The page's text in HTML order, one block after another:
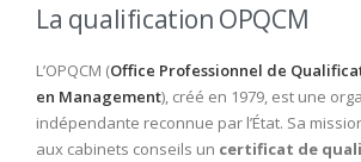
La qualification OPQCM
L’OPQCM (Office Professionnel de
en Management), créé en 1979, est une
indépendante reconnue par l’État. Sa
aux cabinets conseils un certificat de